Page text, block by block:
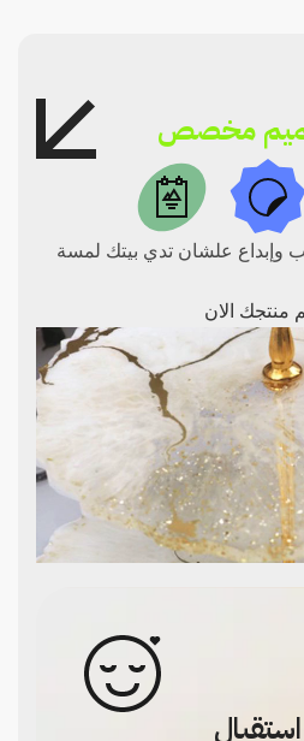
مخصص
وإبداع علشان تدي بيتك لمسة
منتجك الان